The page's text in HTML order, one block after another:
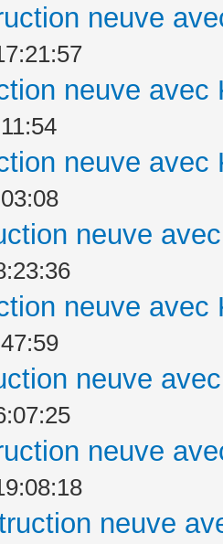
neuve
neuve avec
neuve avec
neuve
neuve avec
neuve
neuve
neuve